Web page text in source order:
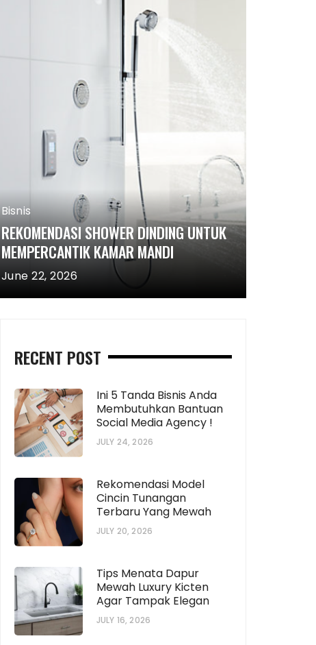
Bisnis
REKOMENDASI SHOWER DINDING UNTUK
MEMPERCANTIK KAMAR MANDI
June 22, 2026
RECENT POST
Ini 5 Tanda Bisnis Anda
Membutuhkan Bantuan
Social Media Agency !
JULY 24, 2026
Rekomendasi Model
Cincin Tunangan
Terbaru Yang Mewah
JULY 20, 2026
Tips Menata Dapur
Mewah Luxury Kicten
Agar Tampak Elegan
JULY 16, 2026